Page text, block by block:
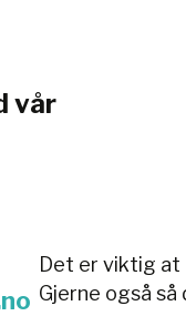
vår
Det er viktig
Gjerne også